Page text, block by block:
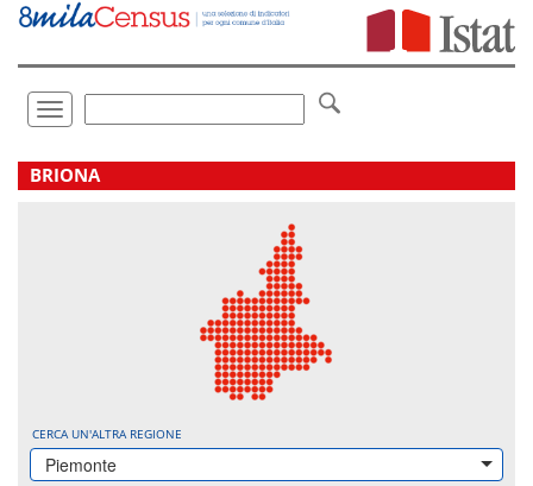
Vai
direttamente
Toggle
navigation
.
BRIONA
CERCA UN'ALTRA REGIONE
Piemonte